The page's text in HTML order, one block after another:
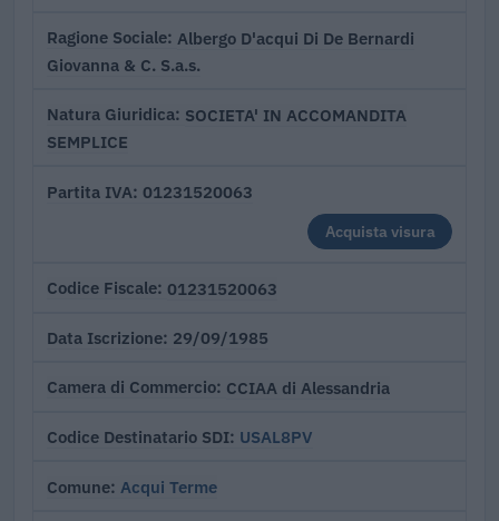
Ragione Sociale Albergo D'acqui Di De Bernardi
Giovanna & C. S.a.s.
Natura Giuridica SOCIETA' IN ACCOMANDITA
SEMPLICE
Partita IVA 01231520063
Acquista visura
Codice Fiscale 01231520063
Data Iscrizione 29/09/1985
Camera di Commercio CCIAA di Alessandria
Codice Destinatario SDI USAL8PV
Comune Acqui Terme